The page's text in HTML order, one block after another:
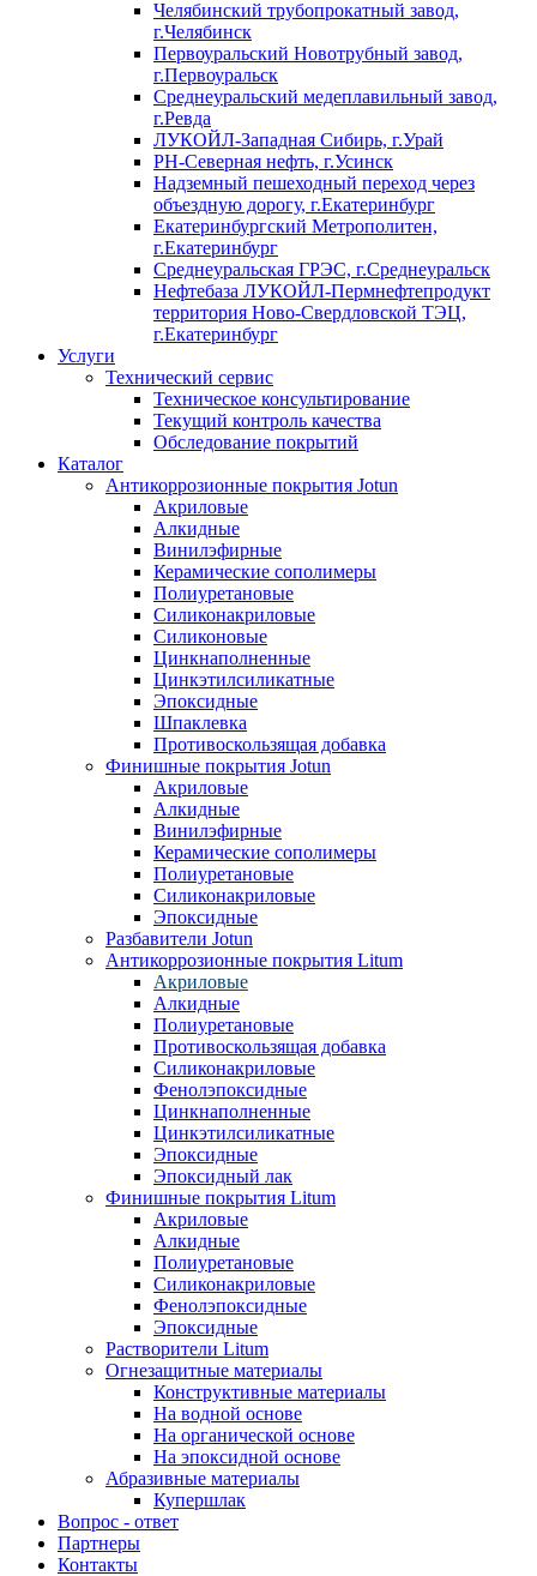
Челябинский трубопрокатный завод,
г.Челябинск
Первоуральский Новотрубный завод,
г.Первоуральск
Среднеуральский медеплавильный завод,
г.Ревда
ЛУКОЙЛ-Западная Сибирь, г.Урай
РН-Северная нефть, г.Усинск
Надземный пешеходный переход через
объездную дорогу, г.Екатеринбург
Екатеринбургский Метрополитен,
г.Екатеринбург
Среднеуральская ГРЭС, г.Среднеуральск
Нефтебаза ЛУКОЙЛ-Пермнефтепродукт
территория Ново-Свердловской ТЭЦ,
г.Екатеринбург
Услуги
Технический сервис
Техническое консультирование
Текущий контроль качества
Обследование покрытий
Каталог
Антикоррозионные покрытия Jotun
Акриловые
Алкидные
Винилэфирные
Керамические сополимеры
Полиуретановые
Силиконакриловые
Силиконовые
Цинкнаполненные
Цинкэтилсиликатные
Эпоксидные
Шпаклевка
Противоскользящая добавка
Финишные покрытия Jotun
Акриловые
Алкидные
Винилэфирные
Керамические сополимеры
Полиуретановые
Силиконакриловые
Эпоксидные
Разбавители Jotun
Антикоррозионные покрытия Litum
Акриловые
Алкидные
Полиуретановые
Противоскользящая добавка
Силиконакриловые
Фенолэпоксидные
Цинкнаполненные
Цинкэтилсиликатные
Эпоксидные
Эпоксидный лак
Финишные покрытия Litum
Акриловые
Алкидные
Полиуретановые
Силиконакриловые
Фенолэпоксидные
Эпоксидные
Растворители Litum
Огнезащитные материалы
Конструктивные материалы
На водной основе
На органической основе
На эпоксидной основе
Абразивные материалы
Купершлак
Вопрос - ответ
Партнеры
Контакты